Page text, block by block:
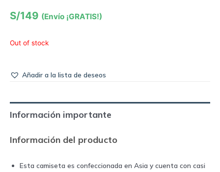
S/149 (Envío ¡GRATIS!)
Out of stock
Añadir a la lista de deseos
Información importante
Información del producto
Esta camiseta es confeccionada en Asia y cuenta con casi